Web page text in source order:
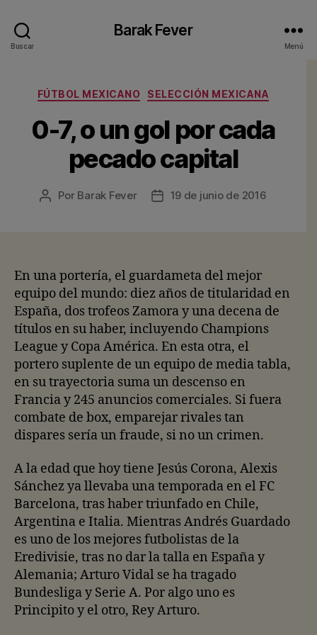
Buscar
Barak Fever
Menú
Categorías
FÚTBOL MEXICANO SELECCIÓN MEXICANA
0-7, o un gol por cada
pecado capital
Autor
Por Barak Fever
Fecha19 de junio de 2016
En una portería, el guardameta del mejor
equipo del mundo: diez años de titularidad en
España, dos trofeos Zamora y una decena de
títulos en su haber, incluyendo Champions
League y Copa América. En esta otra, el
portero suplente de un equipo de media tabla,
en su trayectoria suma un descenso en
Francia y 245 anuncios comerciales. Si fuera
combate de box, emparejar rivales tan
dispares sería un fraude, si no un crimen.
A la edad que hoy tiene Jesús Corona, Alexis
Sánchez ya llevaba una temporada en el FC
Barcelona, tras haber triunfado en Chile,
Argentina e Italia. Mientras Andrés Guardado
es uno de los mejores futbolistas de la
Eredivisie, tras no dar la talla en España y
Alemania; Arturo Vidal se ha tragado
Bundesliga y Serie A. Por algo uno es
Principito y el otro, Rey Arturo.